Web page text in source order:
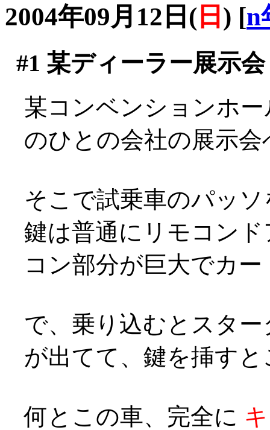
2004年09月12日( 日 ) [n
#1 某ディーラー展示会
某コンベンションホ
のひとの会社の展示会
そこで試乗車のパッ
鍵は普通にリモコン
コン部分が巨大でカ
で、乗り込むとスタ
が出てて、鍵を挿す
何とこの車、完全に